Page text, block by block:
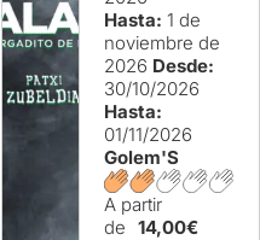
Hasta: 1 de
noviembre de
2026 Desde:
30/10/2026
Hasta:
01/11/2026
Golem'S
A partir
de 14,00€